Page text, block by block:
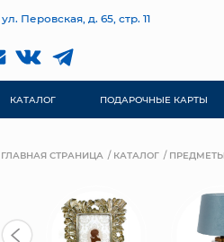
ул. Перовская, д. 65, стр. 11
КАТАЛОГ ПОДАРОЧНЫЕ КАРТЫ
ГЛАВНАЯ СТРАНИЦА КАТАЛОГ